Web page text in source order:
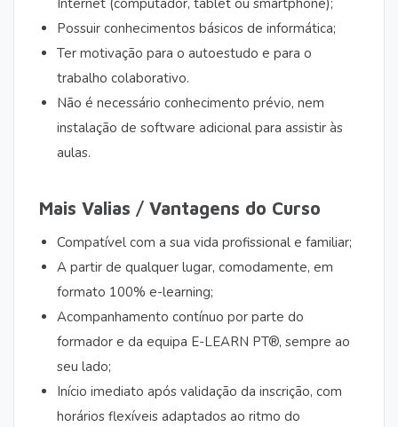
Possuir conhecimentos básicos de informática;
Ter motivação para o autoestudo e para o
trabalho colaborativo.
Não é necessário conhecimento prévio, nem
instalação de software adicional para assistir às
aulas.
Mais Valias / Vantagens do Curso
Compatível com a sua vida profissional e familiar;
A partir de qualquer lugar, comodamente, em
formato 100% e-learning;
Acompanhamento contínuo por parte do
formador e da equipa E-LEARN PT®, sempre ao
seu lado;
Início imediato após validação da inscrição, com
horários flexíveis adaptados ao ritmo do